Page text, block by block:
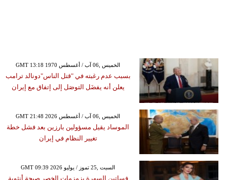
GMT 13:18 1970 الخميس ,06 آب / أغسطس
بسبب عدم رغبته في "قتل الناس"دونالد ترامب
يعلن أنه يفضَل التوصَل إلى إتفاق مع إيران
GMT 21:48 2026 الخميس ,06 آب / أغسطس
الموساد يقيل مسؤولين بارزين بعد فشل خطة
تغيير النظام في إيران
GMT 09:39 2026 السبت ,25 تموز / يوليو
فساتين السهرة بزمزمات الخصر صيحة أنثوية